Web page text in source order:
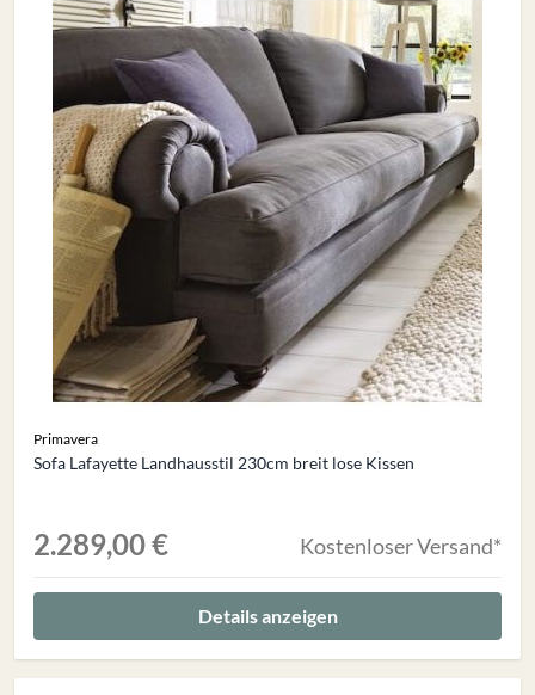
Primavera
Sofa Lafayette Landhausstil 230cm breit lose Kissen
2.289,00 € Kostenloser Versand*
Details anzeigen